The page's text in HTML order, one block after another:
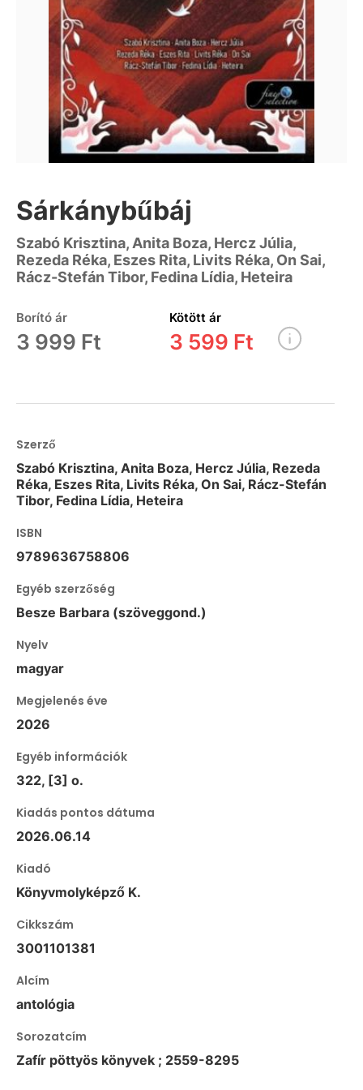
Sárkánybűbáj
Szabó Krisztina, Anita Boza, Hercz Júlia,
Rezeda Réka, Eszes Rita, Livits Réka, On Sai,
Rácz-Stefán Tibor, Fedina Lídia, Heteira
Borító ár
3 999 Ft
Kötött ár
3 599 Ft
Szerző
Szabó Krisztina, Anita Boza, Hercz Júlia, Rezeda
Réka, Eszes Rita, Livits Réka, On Sai, Rácz-Stefán
Tibor, Fedina Lídia, Heteira
ISBN
9789636758806
Egyéb szerzőség
Besze Barbara (szöveggond.)
Nyelv
magyar
Megjelenés éve
2026
Egyéb információk
322, [3] o.
Kiadás pontos dátuma
2026.06.14
Kiadó
Könyvmolyképző K.
Cikkszám
3001101381
Alcím
antológia
Sorozatcím
Zafír pöttyös könyvek ; 2559-8295